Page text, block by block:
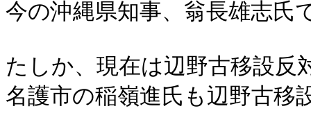
今の沖縄県知事、翁長雄志氏
たしか、現在は辺野古移設
名護市の稲嶺進氏も辺野古移